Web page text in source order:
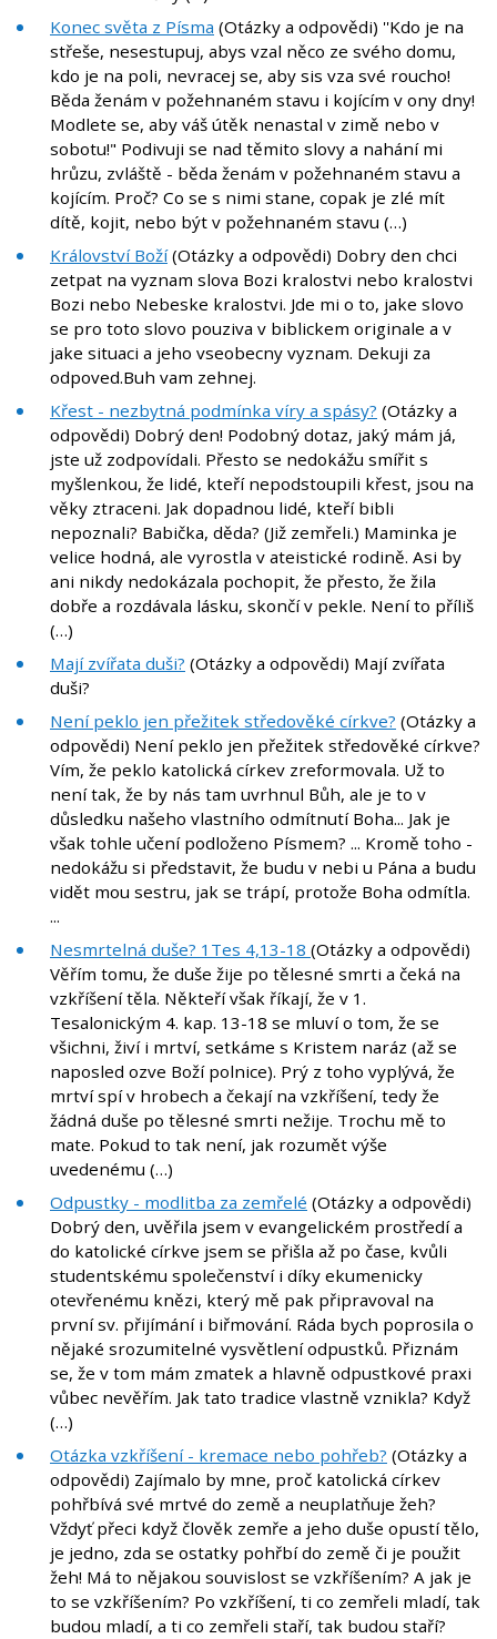
Konec světa z Písma (Otázky a odpovědi) ''Kdo je na
střeše, nesestupuj, abys vzal něco ze svého domu,
kdo je na poli, nevracej se, aby sis vza své roucho!
Běda ženám v požehnaném stavu i kojícím v ony dny!
Modlete se, aby váš útěk nenastal v zimě nebo v
sobotu!" Podivuji se nad těmito slovy a nahání mi
hrůzu, zvláště - běda ženám v požehnaném stavu a
kojícím. Proč? Co se s nimi stane, copak je zlé mít
dítě, kojit, nebo být v požehnaném stavu (…)
Království Boží(Otázky a odpovědi) Dobry den chci
zetpat na vyznam slova Bozi kralostvi nebo kralostvi
Bozi nebo Nebeske kralostvi. Jde mi o to, jake slovo
se pro toto slovo pouziva v biblickem originale a v
jake situaci a jeho vseobecny vyznam. Dekuji za
odpoved.Buh vam zehnej.
Křest - nezbytná podmínka víry a spásy? (Otázky a
odpovědi) Dobrý den! Podobný dotaz, jaký mám já,
jste už zodpovídali. Přesto se nedokážu smířit s
myšlenkou, že lidé, kteří nepodstoupili křest, jsou na
věky ztraceni. Jak dopadnou lidé, kteří bibli
nepoznali? Babička, děda? (Již zemřeli.) Maminka je
velice hodná, ale vyrostla v ateistické rodině. Asi by
ani nikdy nedokázala pochopit, že přesto, že žila
dobře a rozdávala lásku, skončí v pekle. Není to příliš
(…)
Mají zvířata duši? (Otázky a odpovědi) Mají zvířata
duši?
Není peklo jen přežitek středověké církve? (Otázky a
odpovědi) Není peklo jen přežitek středověké církve?
Vím, že peklo katolická církev zreformovala. Už to
není tak, že by nás tam uvrhnul Bůh, ale je to v
důsledku našeho vlastního odmítnutí Boha... Jak je
však tohle učení podloženo Písmem? ... Kromě toho -
nedokážu si představit, že budu v nebi u Pána a budu
vidět mou sestru, jak se trápí, protože Boha odmítla.
...
Nesmrtelná duše? 1Tes 4,13-18 (Otázky a odpovědi)
Věřím tomu, že duše žije po tělesné smrti a čeká na
vzkříšení těla. Někteří však říkají, že v 1.
Tesalonickým 4. kap. 13-18 se mluví o tom, že se
všichni, živí i mrtví, setkáme s Kristem naráz (až se
naposled ozve Boží polnice). Prý z toho vyplývá, že
mrtví spí v hrobech a čekají na vzkříšení, tedy že
žádná duše po tělesné smrti nežije. Trochu mě to
mate. Pokud to tak není, jak rozumět výše
uvedenému (…)
Odpustky - modlitba za zemřelé (Otázky a odpovědi)
Dobrý den, uvěřila jsem v evangelickém prostředí a
do katolické církve jsem se přišla až po čase, kvůli
studentskému společenství i díky ekumenicky
otevřenému knězi, který mě pak připravoval na
první sv. přijímání i biřmování. Ráda bych poprosila o
nějaké srozumitelné vysvětlení odpustků. Přiznám
se, že v tom mám zmatek a hlavně odpustkové praxi
vůbec nevěřím. Jak tato tradice vlastně vznikla? Když
(…)
Otázka vzkříšení - kremace nebo pohřeb? (Otázky a
odpovědi) Zajímalo by mne, proč katolická církev
pohřbívá své mrtvé do země a neuplatňuje žeh?
Vždyť přeci když člověk zemře a jeho duše opustí tělo,
je jedno, zda se ostatky pohřbí do země či je použit
žeh! Má to nějakou souvislost se vzkříšením? A jak je
to se vzkříšením? Po vzkříšení, ti co zemřeli mladí, tak
budou mladí, a ti co zemřeli staří, tak budou staří?